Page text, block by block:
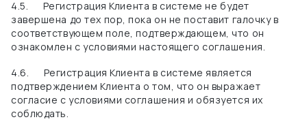
4.5.
Регистрация Клиента в системе не будет
завершена до тех пор, пока он не поставит галочку в
соответствующем поле, подтверждающем, что он
ознакомлен с условиями настоящего соглашения.
4.6.
Регистрация Клиента в системе является
подтверждением Клиента о том, что он выражает
согласие с условиями соглашения и обязуется их
соблюдать.